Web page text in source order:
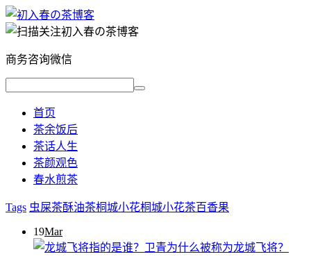
商务咨询微信
首页
茶余饭后
茶话人生
茶颜观色
春水煎茶
Tags 虫屎茶酥油茶桐城小花桐城小花茶百香果
19Mar